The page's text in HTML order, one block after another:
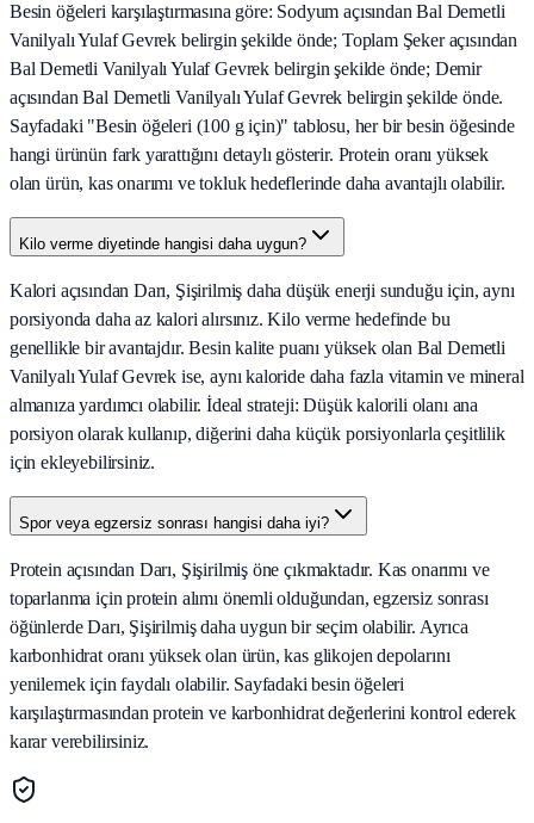
Besin öğeleri karşılaştırmasına göre: Sodyum açısından Bal Demetli
Vanilyalı Yulaf Gevrek belirgin şekilde önde; Toplam Şeker açısından
Bal Demetli Vanilyalı Yulaf Gevrek belirgin şekilde önde; Demir
açısından Bal Demetli Vanilyalı Yulaf Gevrek belirgin şekilde önde.
Sayfadaki "Besin öğeleri (100 g için)" tablosu, her bir besin öğesinde
hangi ürünün fark yarattığını detaylı gösterir. Protein oranı yüksek
olan ürün, kas onarımı ve tokluk hedeflerinde daha avantajlı olabilir.
Kilo verme diyetinde hangisi daha uygun?
Kalori açısından Darı, Şişirilmiş daha düşük enerji sunduğu için, aynı
porsiyonda daha az kalori alırsınız. Kilo verme hedefinde bu
genellikle bir avantajdır. Besin kalite puanı yüksek olan Bal Demetli
Vanilyalı Yulaf Gevrek ise, aynı kaloride daha fazla vitamin ve mineral
almanıza yardımcı olabilir. İdeal strateji: Düşük kalorili olanı ana
porsiyon olarak kullanıp, diğerini daha küçük porsiyonlarla çeşitlilik
için ekleyebilirsiniz.
Spor veya egzersiz sonrası hangisi daha iyi?
Protein açısından Darı, Şişirilmiş öne çıkmaktadır. Kas onarımı ve
toparlanma için protein alımı önemli olduğundan, egzersiz sonrası
öğünlerde Darı, Şişirilmiş daha uygun bir seçim olabilir. Ayrıca
karbonhidrat oranı yüksek olan ürün, kas glikojen depolarını
yenilemek için faydalı olabilir. Sayfadaki besin öğeleri
karşılaştırmasından protein ve karbonhidrat değerlerini kontrol ederek
karar verebilirsiniz.